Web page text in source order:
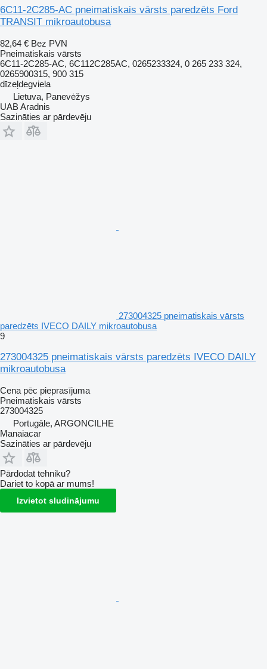
6C11-2C285-AC pneimatiskais vārsts paredzēts Ford
TRANSIT mikroautobusa
82,64 € Bez PVN
Pneimatiskais vārsts
6C11-2C285-AC, 6C112C285AC, 0265233324, 0 265 233 324,
0265900315, 900 315
dīzeļdegviela
Lietuva, Panevėžys
UAB Aradnis
Sazināties ar pārdevēju
273004325 pneimatiskais vārsts
paredzēts IVECO DAILY mikroautobusa
9
273004325 pneimatiskais vārsts paredzēts IVECO DAILY
mikroautobusa
Cena pēc pieprasījuma
Pneimatiskais vārsts
273004325
Portugāle, ARGONCILHE
Manaiacar
Sazināties ar pārdevēju
Pārdodat tehniku?
Dariet to kopā ar mums!
Izvietot sludinājumu